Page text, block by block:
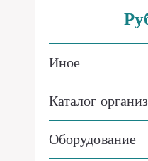
Иное
Каталог
Оборудование